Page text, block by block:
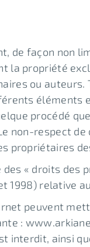
de façon non
la propriété
ou
éléments
procédé
non-respect
propriétaires
« droits des
1998) relative
peuvent
:
interdit, ainsi